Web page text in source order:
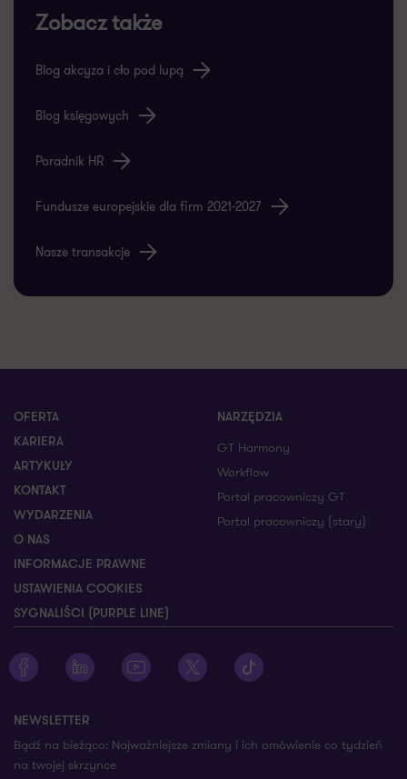
Zobacz także
Blog akcyza i cło pod lupą
Blog księgowych
Poradnik HR
Fundusze europejskie dla firm 2021-2027
Nasze transakcje
OFERTA
KARIERA
ARTYKUŁY
KONTAKT
WYDARZENIA
O NAS
INFORMACJE PRAWNE
USTAWIENIA COOKIES
SYGNALIŚCI (PURPLE LINE)
NARZĘDZIA
GT Harmony
Workflow
Portal pracowniczy GT
Portal pracowniczy (stary)
Zobacz profil Grant Thornton na Facebooku
Zobacz profil Grant Thornton na LinkedIn
Zobacz profil Grant Thornton na YouTube
Zobacz profil Grant Thornton na X
Zobacz profil Grant
NEWSLETTER
Bądź na bieżąco: Najważniejsze zmiany i ich omówienie co tydzień
na twojej skrzynce